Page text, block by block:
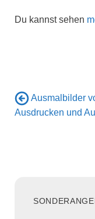
Du kannst sehen
Ausmalbilder
Ausdrucken und